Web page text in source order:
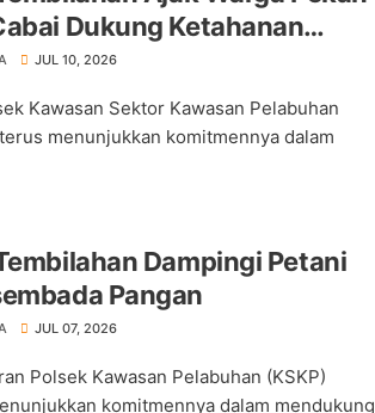
Dukung Ketahanan
JUL 10, 2026
Kawasan Sektor Kawasan Pelabuhan
menunjukkan komitmennya dalam
Dampingi Petani
Pangan
JUL 07, 2026
Polsek Kawasan Pelabuhan (KSKP)
komitmennya dalam mendukung